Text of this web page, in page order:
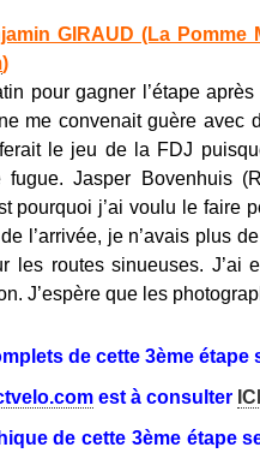
GIRAUD (La
)
pour gagner l’étape
me convenait guère avec
le jeu de la FDJ
fugue. Jasper Bovenhuis
pourquoi j’ai voulu le faire
l’arrivée, je n’avais plus
les routes sinueuses. J’ai
J’espère que les
de cette 3ème étape
est à consulter ICI
de cette 3ème étape